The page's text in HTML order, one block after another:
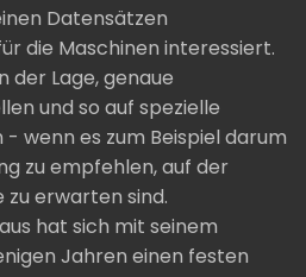
Datensätzen
die Maschinen interessiert.
der Lage, genaue
und so auf spezielle
- wenn es zum Beispiel darum
zu empfehlen, auf der
zu erwarten sind.
hat sich mit seinem
Jahren einen festen